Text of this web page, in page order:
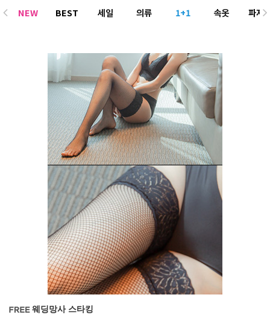
NEW BEST 세일 의류 1+1 속옷
파자
웨딩망사 스타킹